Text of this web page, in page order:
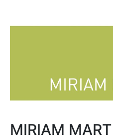
MIRIAM